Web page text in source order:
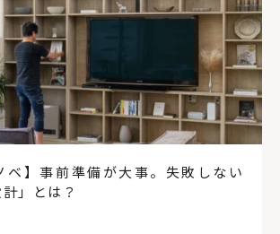
ベ】事前準備が大事。失敗しない
」とは？